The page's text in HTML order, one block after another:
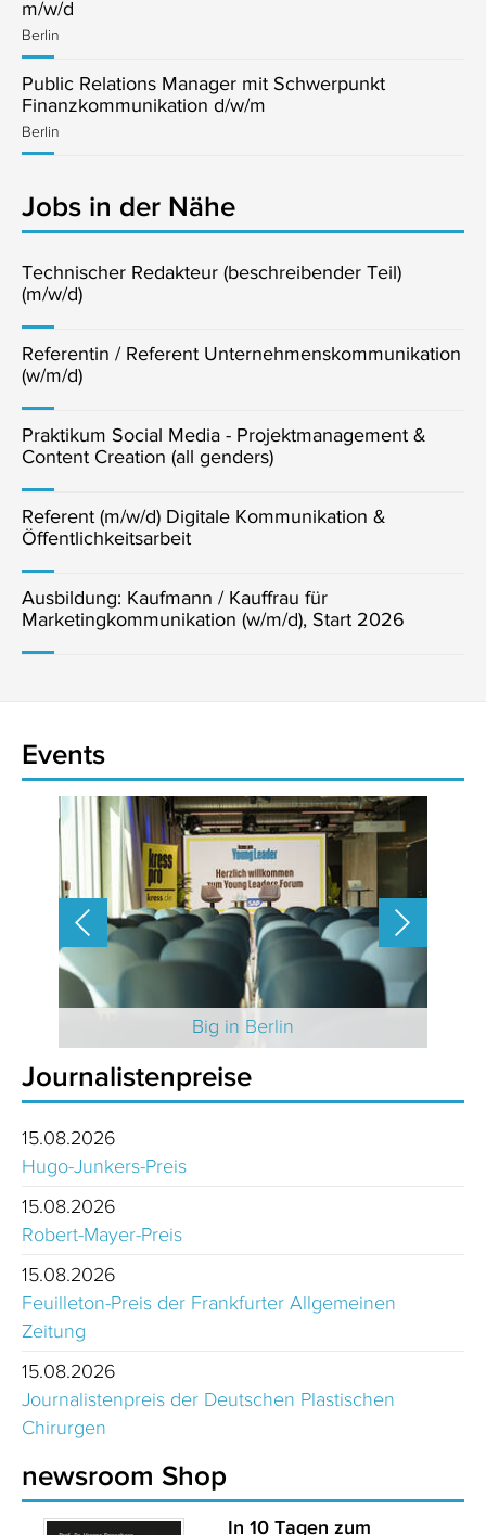
m/w/d
Berlin
Public Relations Manager mit Schwerpunkt
Finanzkommunikation d/w/m
Berlin
Jobs in der Nähe
Technischer Redakteur (beschreibender Teil)
(m/w/d)
Referentin / Referent Unternehmenskommunikation
(w/m/d)
Praktikum Social Media - Projektmanagement &
Content Creation (all genders)
Referent (m/w/d) Digitale Kommunikation &
Öffentlichkeitsarbeit
Ausbildung: Kaufmann / Kauffrau für
Marketingkommunikation (w/m/d), Start 2026
Events
Big in Berlin
Journalistenpreise
15.08.2026
Hugo-Junkers-Preis
15.08.2026
Robert-Mayer-Preis
15.08.2026
Feuilleton-Preis der Frankfurter Allgemeinen
Zeitung
15.08.2026
Journalistenpreis der Deutschen Plastischen
Chirurgen
newsroom Shop
In 10 Tagen zum